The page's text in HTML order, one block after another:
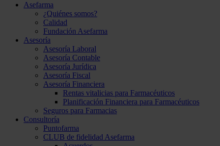
Asefarma
¿Quiénes somos?
Calidad
Fundación Asefarma
Asesoría
Asesoría Laboral
Asesoría Contable
Asesoría Jurídica
Asesoría Fiscal
Asesoría Financiera
Rentas vitalicias para Farmacéuticos
Planificación Financiera para Farmacéuticos
Seguros para Farmacias
Consultoría
Puntofarma
CLUB de fidelidad Asefarma